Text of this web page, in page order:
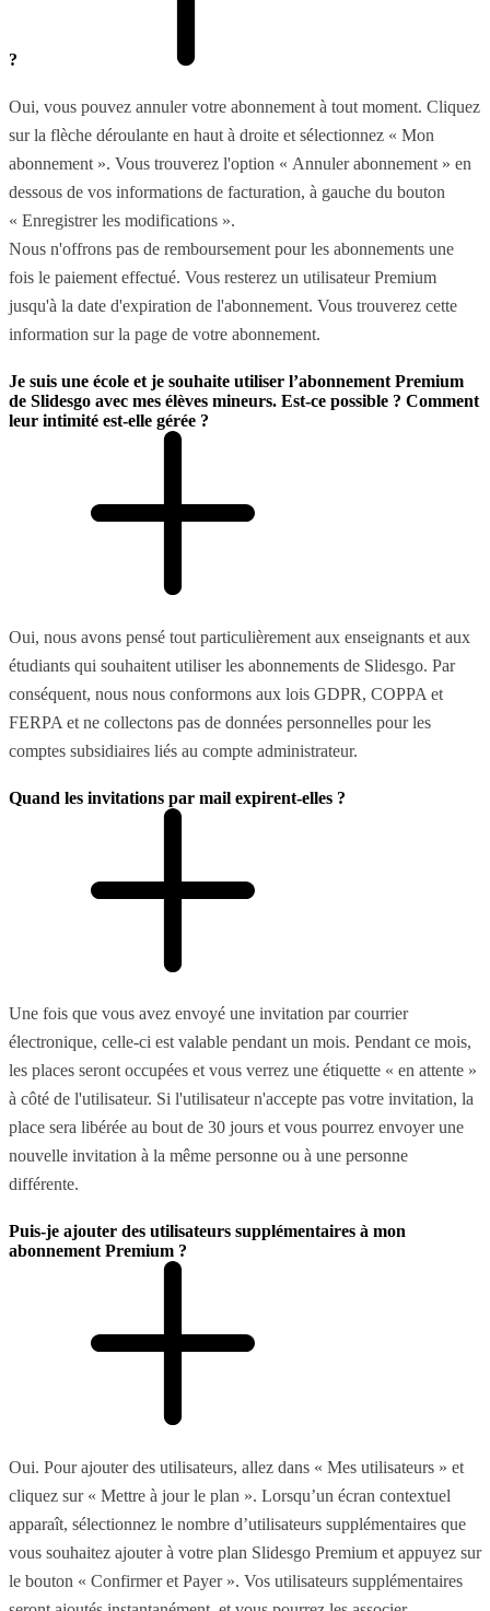
?
Oui, vous pouvez annuler votre abonnement à tout moment. Cliquez
sur la flèche déroulante en haut à droite et sélectionnez « Mon
abonnement ». Vous trouverez l'option « Annuler abonnement » en
dessous de vos informations de facturation, à gauche du bouton
« Enregistrer les modifications ».
Nous n'offrons pas de remboursement pour les abonnements une
fois le paiement effectué. Vous resterez un utilisateur Premium
jusqu'à la date d'expiration de l'abonnement. Vous trouverez cette
information sur la page de votre abonnement.
Je suis une école et je souhaite utiliser l’abonnement Premium
de Slidesgo avec mes élèves mineurs. Est-ce possible ? Comment
leur intimité est-elle gérée ?
Oui, nous avons pensé tout particulièrement aux enseignants et aux
étudiants qui souhaitent utiliser les abonnements de Slidesgo. Par
conséquent, nous nous conformons aux lois GDPR, COPPA et
FERPA et ne collectons pas de données personnelles pour les
comptes subsidiaires liés au compte administrateur.
Quand les invitations par mail expirent-elles ?
Une fois que vous avez envoyé une invitation par courrier
électronique, celle-ci est valable pendant un mois. Pendant ce mois,
les places seront occupées et vous verrez une étiquette « en attente »
à côté de l'utilisateur. Si l'utilisateur n'accepte pas votre invitation, la
place sera libérée au bout de 30 jours et vous pourrez envoyer une
nouvelle invitation à la même personne ou à une personne
différente.
Puis-je ajouter des utilisateurs supplémentaires à mon
abonnement Premium ?
Oui. Pour ajouter des utilisateurs, allez dans « Mes utilisateurs » et
cliquez sur « Mettre à jour le plan ». Lorsqu’un écran contextuel
apparaît, sélectionnez le nombre d’utilisateurs supplémentaires que
vous souhaitez ajouter à votre plan Slidesgo Premium et appuyez sur
le bouton « Confirmer et Payer ». Vos utilisateurs supplémentaires